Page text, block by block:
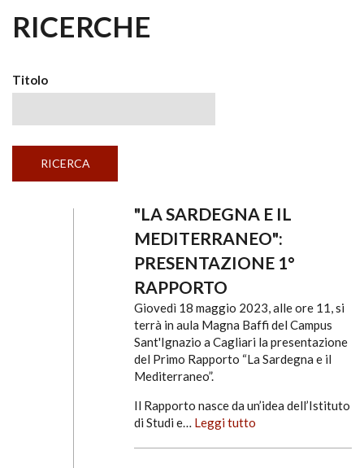
PANE
RICERCHE
Titolo
"LA SARDEGNA E IL
MEDITERRANEO":
PRESENTAZIONE 1°
RAPPORTO
Giovedì 18 maggio 2023, alle ore 11, si
terrà in aula Magna Baffi del Campus
Sant'Ignazio a Cagliari la presentazione
del Primo Rapporto “La Sardegna e il
Mediterraneo”.
Il Rapporto nasce da un’idea dell’Istituto
di Studi e… Leggi tutto